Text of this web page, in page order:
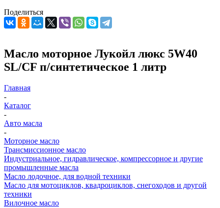
Поделиться
Масло моторное Лукойл люкс 5W40
SL/CF п/синтетическое 1 литр
Главная
-
Каталог
-
Авто масла
-
Моторное масло
Трансмиссионное масло
Индустриальное, гидравлическое, компрессорное и другие
промышленные масла
Масло лодочное, для водной техники
Масло для мотоциклов, квадроциклов, снегоходов и другой
техники
Вилочное масло